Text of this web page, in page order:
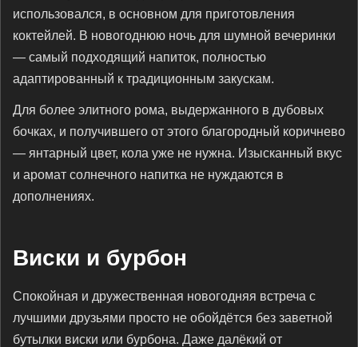
использовался, в основном для приготовления
коктейлей. В новогоднюю ночь для шумной вечеринки
— самый подходящий напиток, полностью
адаптированный к традиционным закускам.
Для более элитного рома, выдержанного в дубовых
бочках, и получившего от этого благородный коричнево
— янтарный цвет, кола уже не нужна. Изысканный вкус
и аромат солнечного напитка не нуждаются в
дополнениях.
Виски и бурбон
Спокойная и дружественная новогодняя встреча с
лучшими друзьями просто не обойдётся без заветной
бутылки виски или бурбона. Даже далёкий от